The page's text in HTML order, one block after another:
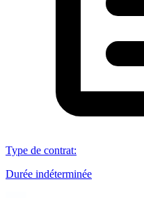
Type de contrat:
Durée indéterminée